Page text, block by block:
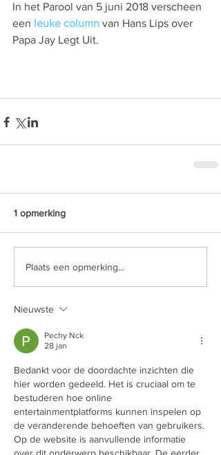
In het Parool van 5 juni 2018 verscheen
een leuke column van Hans Lips over
Papa Jay Legt Uit.
1 opmerking
Plaats een opmerking...
Nieuwste
Pechy Nck
28 jan
Bedankt voor de doordachte inzichten die
hier worden gedeeld. Het is cruciaal om te
bestuderen hoe online
entertainmentplatforms kunnen inspelen op
de veranderende behoeften van gebruikers.
Op de website is aanvullende informatie